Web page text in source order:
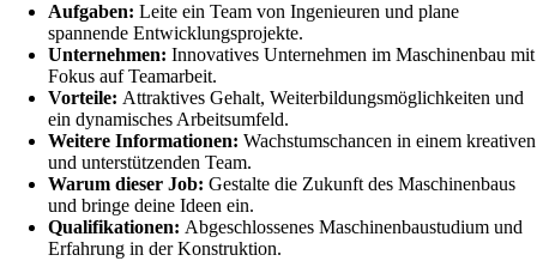
Aufgaben: Leite ein Team von Ingenieuren und plane
spannende Entwicklungsprojekte.
Unternehmen: Innovatives Unternehmen im Maschinenbau mit
Fokus auf Teamarbeit.
Vorteile: Attraktives Gehalt, Weiterbildungsmöglichkeiten und
ein dynamisches Arbeitsumfeld.
Weitere Informationen: Wachstumschancen in einem kreativen
und unterstützenden Team.
Warum dieser Job: Gestalte die Zukunft des Maschinenbaus
und bringe deine Ideen ein.
Qualifikationen: Abgeschlossenes Maschinenbaustudium und
Erfahrung in der Konstruktion.